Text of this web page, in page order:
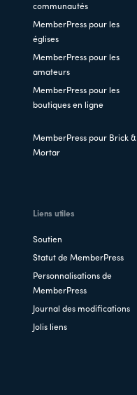
communautés
MemberPress pour les
églises
MemberPress pour les
amateurs
MemberPress pour les
boutiques en ligne
MemberPress pour Brick &
Mortar
Liens utiles
Soutien
Statut de MemberPress
Personnalisations de
MemberPress
Journal des modifications
Jolis liens